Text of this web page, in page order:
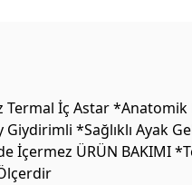
İç Astar
*Sağlıklı Ayak
ÜRÜN BAKIMI